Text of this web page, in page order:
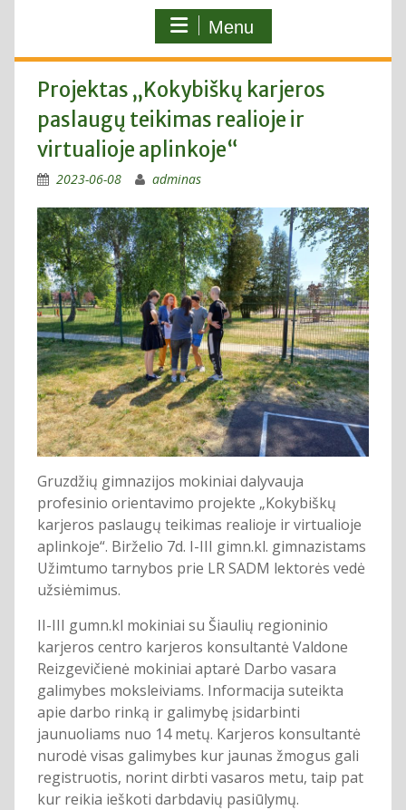
Menu
Projektas „Kokybiškų karjeros
paslaugų teikimas realioje ir
virtualioje aplinkoje“
2023-06-08 adminas
Gruzdžių gimnazijos mokiniai dalyvauja
profesinio orientavimo projekte „Kokybiškų
karjeros paslaugų teikimas realioje ir virtualioje
aplinkoje“. Birželio 7d. I-III gimn.kl. gimnazistams
Užimtumo tarnybos prie LR SADM lektorės vedė
užsiėmimus.
II-III gumn.kl mokiniai su Šiaulių regioninio
karjeros centro karjeros konsultantė Valdone
Reizgevičienė mokiniai aptarė Darbo vasara
galimybes moksleiviams. Informacija suteikta
apie darbo rinką ir galimybę įsidarbinti
jaunuoliams nuo 14 metų. Karjeros konsultantė
nurodė visas galimybes kur jaunas žmogus gali
registruotis, norint dirbti vasaros metu, taip pat
kur reikia ieškoti darbdavių pasiūlymų.